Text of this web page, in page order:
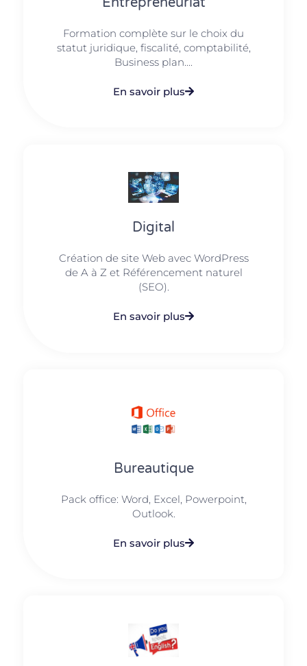
Formation complète sur le choix du
statut juridique, fiscalité, comptabilité,
Business plan....
En savoir plus
Digital
Création de site Web avec WordPress
de A à Z et Référencement naturel
(SEO).
En savoir plus
Bureautique
Pack office: Word, Excel, Powerpoint,
Outlook.​
En savoir plus